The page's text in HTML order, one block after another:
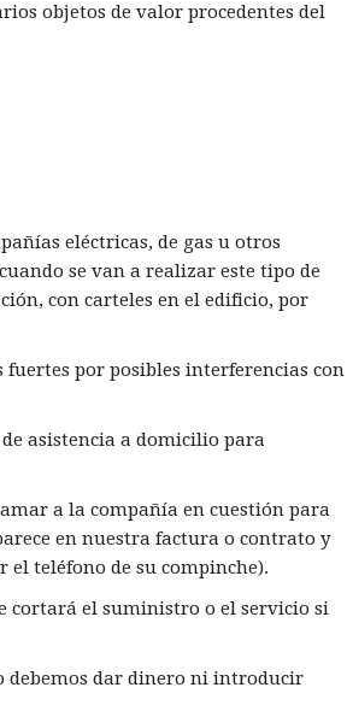
objetos de valor procedentes del
eléctricas, de gas u otros
se van a realizar este tipo de
con carteles en el edificio, por
por posibles interferencias con
asistencia a domicilio para
a la compañía en cuestión para
en nuestra factura o contrato y
el teléfono de su compinche).
cortará el suministro o el servicio si
debemos dar dinero ni introducir